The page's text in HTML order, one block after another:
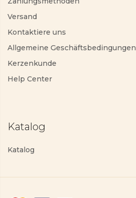
Versand
Kontaktiere uns
Allgemeine Geschäftsbedingungen
Kerzenkunde
Help Center
Katalog
Katalog